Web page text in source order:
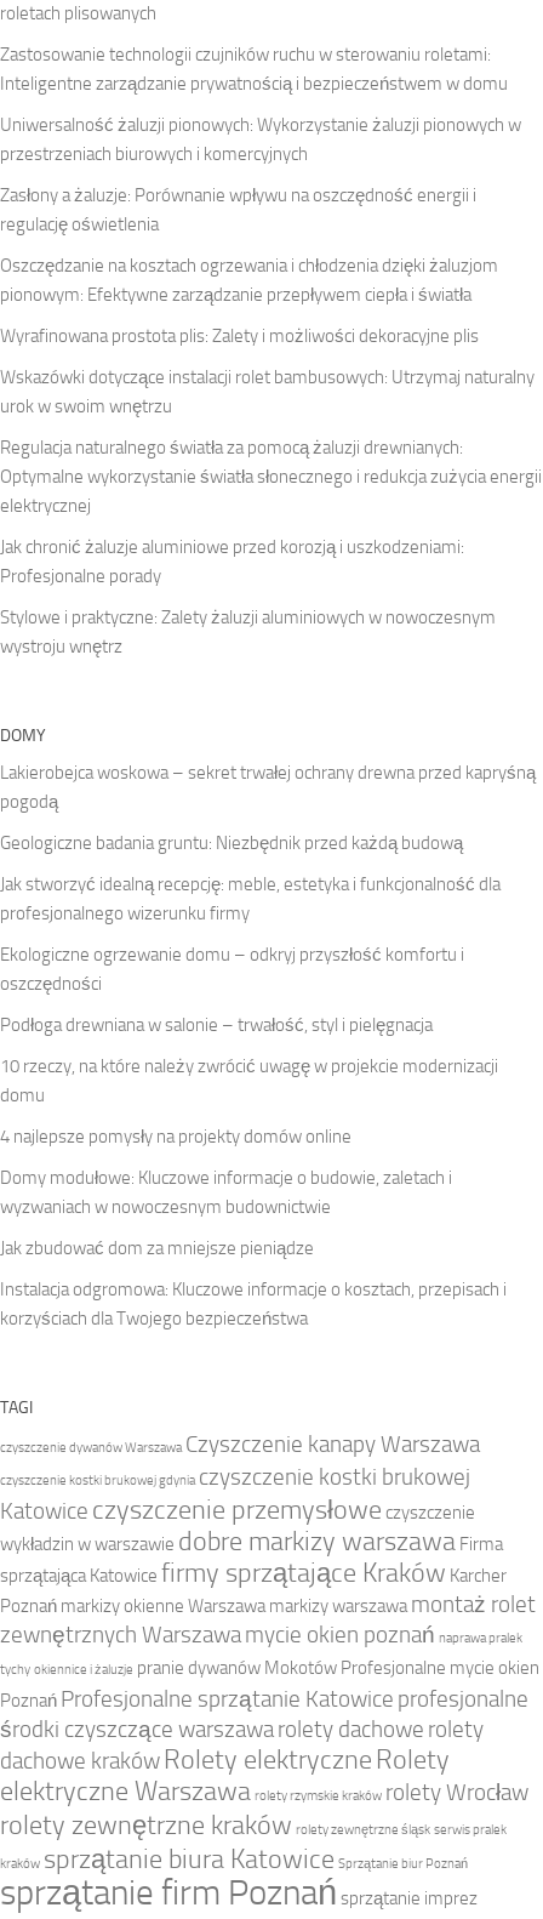
roletach plisowanych
Zastosowanie technologii czujników ruchu w sterowaniu roletami:
Inteligentne zarządzanie prywatnością i bezpieczeństwem w domu
Uniwersalność żaluzji pionowych: Wykorzystanie żaluzji pionowych w
przestrzeniach biurowych i komercyjnych
Zasłony a żaluzje: Porównanie wpływu na oszczędność energii i
regulację oświetlenia
Oszczędzanie na kosztach ogrzewania i chłodzenia dzięki żaluzjom
pionowym: Efektywne zarządzanie przepływem ciepła i światła
Wyrafinowana prostota plis: Zalety i możliwości dekoracyjne plis
Wskazówki dotyczące instalacji rolet bambusowych: Utrzymaj naturalny
urok w swoim wnętrzu
Regulacja naturalnego światła za pomocą żaluzji drewnianych:
Optymalne wykorzystanie światła słonecznego i redukcja zużycia energii
elektrycznej
Jak chronić żaluzje aluminiowe przed korozją i uszkodzeniami:
Profesjonalne porady
Stylowe i praktyczne: Zalety żaluzji aluminiowych w nowoczesnym
wystroju wnętrz
DOMY
Lakierobejca woskowa – sekret trwałej ochrany drewna przed kapryśną
pogodą
Geologiczne badania gruntu: Niezbędnik przed każdą budową
Jak stworzyć idealną recepcję: meble, estetyka i funkcjonalność dla
profesjonalnego wizerunku firmy
Ekologiczne ogrzewanie domu – odkryj przyszłość komfortu i
oszczędności
Podłoga drewniana w salonie – trwałość, styl i pielęgnacja
10 rzeczy, na które należy zwrócić uwagę w projekcie modernizacji
domu
4 najlepsze pomysły na projekty domów online
Domy modułowe: Kluczowe informacje o budowie, zaletach i
wyzwaniach w nowoczesnym budownictwie
Jak zbudować dom za mniejsze pieniądze
Instalacja odgromowa: Kluczowe informacje o kosztach, przepisach i
korzyściach dla Twojego bezpieczeństwa
TAGI
czyszczenie dywanów Warszawa Czyszczenie kanapy Warszawa
czyszczenie kostki brukowej gdynia czyszczenie kostki brukowej
Katowice czyszczenie przemysłowe czyszczenie
wykładzin w warszawie dobre markizy warszawa Firma
sprzątająca Katowice firmy sprzątające Kraków Karcher
Poznań markizy okienne Warszawa markizy warszawa montaż rolet
zewnętrznych Warszawamycie okien poznań naprawa pralek
tychy okiennice i żaluzje pranie dywanów Mokotów Profesjonalne mycie okien
Poznań Profesjonalne sprzątanie Katowice profesjonalne
środki czyszczące warszawarolety dachowe rolety
dachowe kraków Rolety elektryczne Rolety
elektryczne Warszawa rolety rzymskie kraków rolety Wrocław
rolety zewnętrzne kraków rolety zewnętrzne śląsk serwis pralek
kraków sprzątanie biura Katowice Sprzątanie biur Poznań
sprzątanie firm Poznań sprzątanie imprez